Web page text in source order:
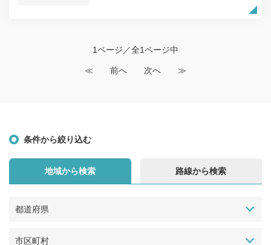
1ページ／全1ページ中
≪ 前へ 次へ ≫
条件から絞り込む
地域から検索 路線から検索
都道府県
市区町村